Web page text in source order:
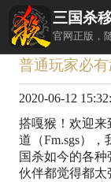
三国杀
官网正版，
返回
普通玩家必
2020-06-12
搭嘎猴！欢迎来
道（Fm.sgs）
国杀如今的各
伙伴都觉得都